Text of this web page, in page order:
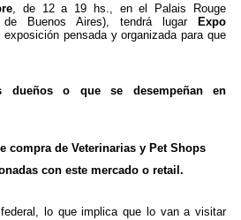
, de 12 a 19 hs., en el Palais Rouge
de Buenos Aires), tendrá lugar
Expo
, exposición pensada y organizada para que
dueños o que se desempeñan en
compra de Veterinarias y Pet Shops
con este mercado o retail.
lo que implica que lo van a visitar